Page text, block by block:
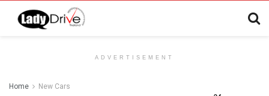
ADVERTISEMENT
Home New Cars